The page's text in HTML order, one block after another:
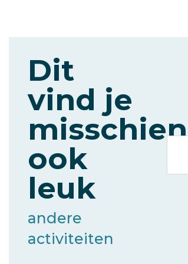
Dit
vind je
misschien
ook
leuk
andere
activiteiten